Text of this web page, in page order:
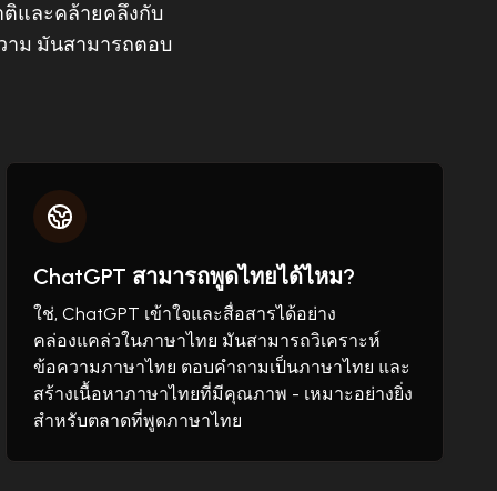
และคล้ายคลึงกับ
าม มันสามารถตอบ
ChatGPT สามารถพูดไทยได้ไหม?
ใช่, ChatGPT เข้าใจและสื่อสารได้อย่าง
คล่องแคล่วในภาษาไทย มันสามารถวิเคราะห์
ข้อความภาษาไทย ตอบคำถามเป็นภาษาไทย และ
สร้างเนื้อหาภาษาไทยที่มีคุณภาพ - เหมาะอย่างยิ่ง
สำหรับตลาดที่พูดภาษาไทย